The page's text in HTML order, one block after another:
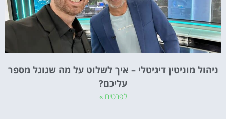
ניהול מוניטין דיגיטלי – איך לשלוט על מה שגוגל מספר
עליכם?
לפרטים »